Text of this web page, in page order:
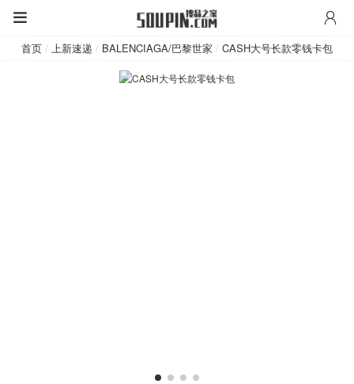
首页 / 上新速递 / BALENCIAGA/巴黎世家 / CASH大号长款零钱卡包
BALENCIAGA/巴黎世家